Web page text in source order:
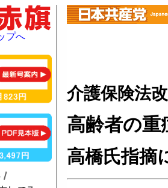
介護保険法
高齢者の重
高橋氏指摘
プへ